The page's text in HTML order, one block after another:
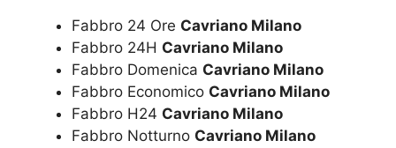
Fabbro 24 Ore Cavriano Milano
Fabbro 24H Cavriano Milano
Fabbro Domenica Cavriano Milano
Fabbro Economico Cavriano Milano
Fabbro H24 Cavriano Milano
Fabbro Notturno Cavriano Milano